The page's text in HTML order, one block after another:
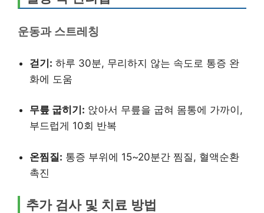
운동과 스트레칭
걷기: 하루 30분, 무리하지 않는 속도로 통증 완
화에 도움
무릎 굽히기: 앉아서 무릎을 굽혀 몸통에 가까이,
부드럽게 10회 반복
온찜질: 통증 부위에 15~20분간 찜질, 혈액순환
촉진
추가 검사 및 치료 방법